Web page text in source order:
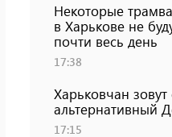
Некоторые
в Харькове не
почти весь день
17:38
Харьковчан зовут
альтернативный
17:15